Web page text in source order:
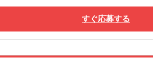
すぐ応募する